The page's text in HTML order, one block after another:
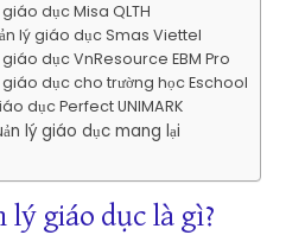
dục Misa QLTH
lý giáo dục Smas Viettel
dục VnResource EBM Pro
giáo dục cho trường học Eschool
dục Perfect UNIMARK
lý giáo dục mang lại
lý giáo dục là gì?